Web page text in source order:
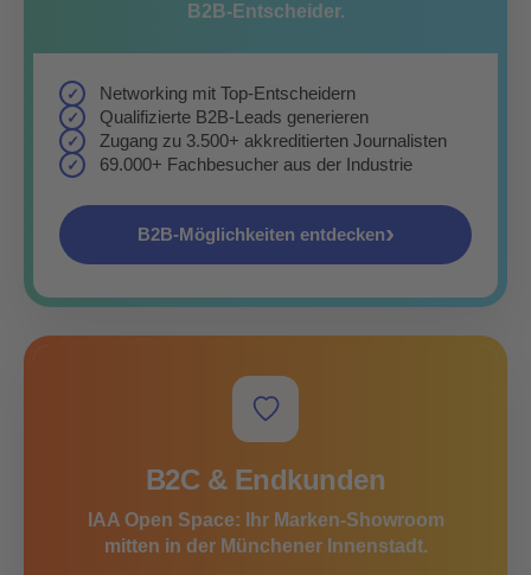
B2B-Entscheider.
Networking mit Top-Entscheidern
Qualifizierte B2B-Leads generieren
Zugang zu 3.500+ akkreditierten Journalisten
69.000+ Fachbesucher aus der Industrie
B2B-Möglichkeiten entdecken›
B2C & Endkunden
IAA Open Space: Ihr Marken-Showroom
mitten in der Münchener Innenstadt.